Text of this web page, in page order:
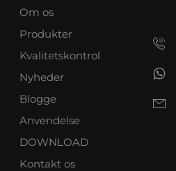
Om os
Produkter
Kvalitetskontrol
Nyheder
Blogge
Anvendelse
DOWNLOAD
Kontakt os